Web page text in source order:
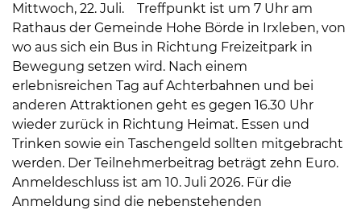
Ehrenamt und Engagement
Mittwoch, 22. Juli. Treffpunkt ist um 7 Uhr am
Rathaus der Gemeinde Hohe Börde in Irxleben, von
wo aus sich ein Bus in Richtung Freizeitpark in
Bewegung setzen wird. Nach einem
erlebnisreichen Tag auf Achterbahnen und bei
anderen Attraktionen geht es gegen 16.30 Uhr
wieder zurück in Richtung Heimat. Essen und
Trinken sowie ein Taschengeld sollten mitgebracht
werden. Der Teilnehmerbeitrag beträgt zehn Euro.
Anmeldeschluss ist am 10. Juli 2026. Für die
Anmeldung sind die nebenstehenden